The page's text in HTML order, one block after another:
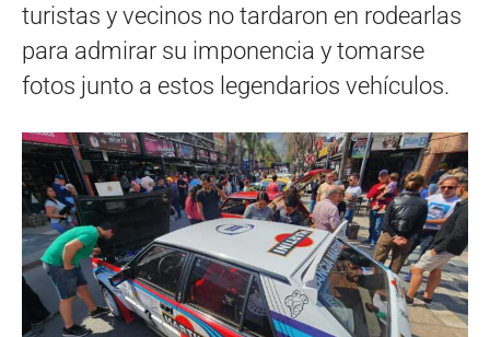
turistas y vecinos no tardaron en rodearlas
para admirar su imponencia y tomarse
fotos junto a estos legendarios vehículos.